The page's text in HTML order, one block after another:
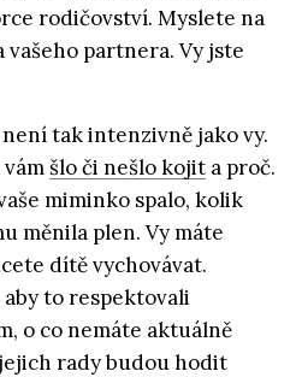
rodičovství. Myslete na
vašeho partnera. Vy jste
tak intenzivně jako vy.
šlo či nešlo kojit a proč.
miminko spalo, kolik
měnila plen. Vy máte
dítě vychovávat.
to respektovali
o co nemáte aktuálně
jejich rady budou hodit